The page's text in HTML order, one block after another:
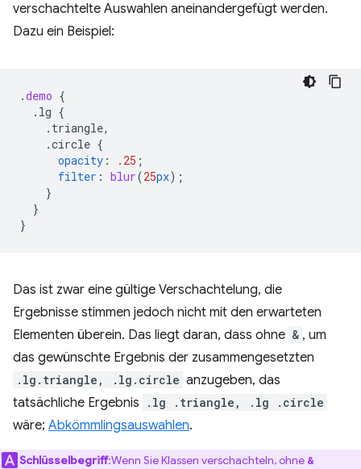
verschachtelte Auswahlen aneinandergefügt werden.
Dazu ein Beispiel:
.demo {
.lg {
.triangle,
.circle {
opacity : .25 ;
filter : blur(25px);
}
}
}
Das ist zwar eine gültige Verschachtelung, die
Ergebnisse stimmen jedoch nicht mit den erwarteten
Elementen überein. Das liegt daran, dass ohne & , um
das gewünschte Ergebnis der zusammengesetzten
.lg.triangle, .lg.circle anzugeben, das
tatsächliche Ergebnis
.lg .triangle, .lg .circle
wäre; Abkömmlingsauswahlen.
Schlüsselbegriff:Wenn Sie Klassen verschachteln, ohne &